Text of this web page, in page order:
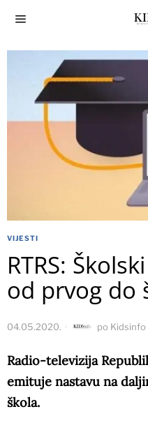
VIJESTI
RTRS:
od prvog do
04.05.2020. po Kidsinfo
Radio-televizija
emituje nastavu na
škola.